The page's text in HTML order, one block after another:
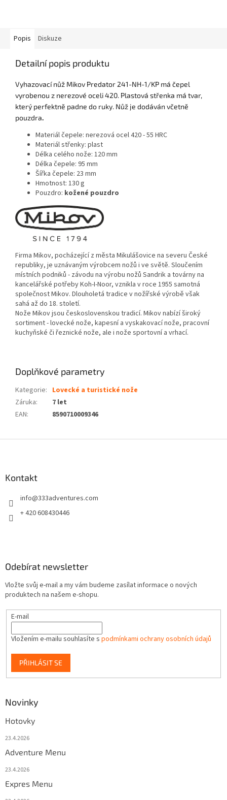
Popis Diskuze
Detailní popis produktu
Vyhazovací nůž Mikov Predator 241-NH-1/KP má čepel
vyrobenou z nerezové oceli 420. Plastová střenka má tvar,
který perfektně padne do ruky. Nůž je dodáván včetně
pouzdra.
Materiál čepele: nerezová ocel 420 - 55 HRC
Materiál střenky: plast
Délka celého nože: 120 mm
Délka čepele: 95 mm
Šířka čepele: 23 mm
Hmotnost: 130 g
Pouzdro: kožené pouzdro
Firma Mikov, pocházející z města Mikulášovice na severu České
republiky, je uznávaným výrobcem nožů i ve světě. Sloučením
místních podniků - závodu na výrobu nožů Sandrik a továrny na
kancelářské potřeby Koh-I-Noor, vznikla v roce 1955 samotná
společnost Mikov. Dlouholetá tradice v nožířské výrobě však
sahá až do 18. století.
Nože Mikov jsou československou tradicí. Mikov nabízí široký
sortiment - lovecké nože, kapesní a vyskakovací nože, pracovní
kuchyňské či řeznické nože, ale i nože sportovní a vrhací.
Doplňkové parametry
Kategorie: Lovecké a turistické nože
Záruka:
7 let
EAN: 8590710009346
Kontakt
info@333adventures.com
+ 420 608430446
Odebírat newsletter
Vložte svůj e-mail a my vám budeme zasílat informace o nových
produktech na našem e-shopu.
E-mail
Vložením e-mailu souhlasíte s podmínkami ochrany osobních údajů
PŘIHLÁSIT SE
Novinky
Hotovky
23.4.2026
Adventure Menu
23.4.2026
Expres Menu